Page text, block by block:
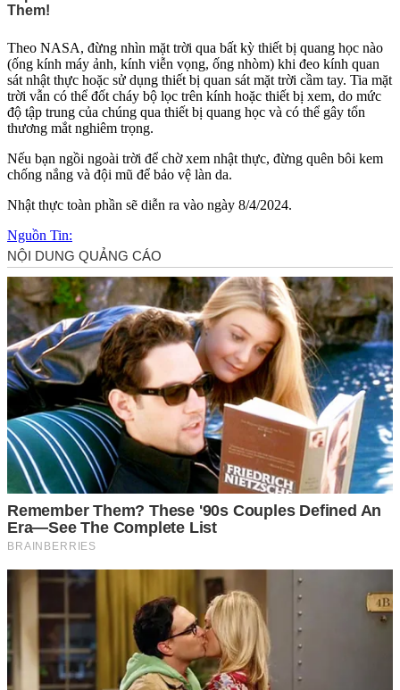
Theo NASA, đừng nhìn mặt trời qua bất kỳ thiết bị quang học nào
(ống kính máy ảnh, kính viễn vọng, ống nhòm) khi đeo kính quan
sát nhật thực hoặc sử dụng thiết bị quan sát mặt trời cầm tay. Tia mặt
trời vẫn có thể đốt cháy bộ lọc trên kính hoặc thiết bị xem, do mức
độ tập trung của chúng qua thiết bị quang học và có thể gây tổn
thương mắt nghiêm trọng.
Nếu bạn ngồi ngoài trời để chờ xem nhật thực, đừng quên bôi kem
chống nắng và đội mũ để bảo vệ làn da.
Nhật thực toàn phần sẽ diễn ra vào ngày 8/4/2024.
Nguồn Tin: